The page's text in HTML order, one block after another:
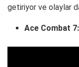
getiriyor ve olaylar
Ace Combat